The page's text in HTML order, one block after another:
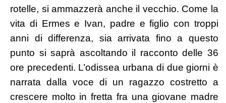
rotelle, si ammazzerà anche il vecchio. Come la
vita di Ermes e Ivan, padre e figlio con troppi
anni di differenza, sia arrivata fino a questo
punto si saprà ascoltando il racconto delle 36
ore precedenti. L’odissea urbana di due giorni è
narrata dalla voce di un ragazzo costretto a
crescere molto in fretta fra una giovane madre